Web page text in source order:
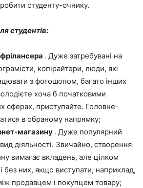
студенту-очнику.
студентів:
. Дуже затребувані на
копірайтери, люди, які
з фотошопом, багато інших
хоча б початковими
сферах, приступайте. Головне-
в обраному напрямку;
магазину . Дуже популярний
діяльності. Звичайно, створення
вимагає вкладень, але цілком
без них, якщо виступати, наприклад,
продавцем і покупцем товару;